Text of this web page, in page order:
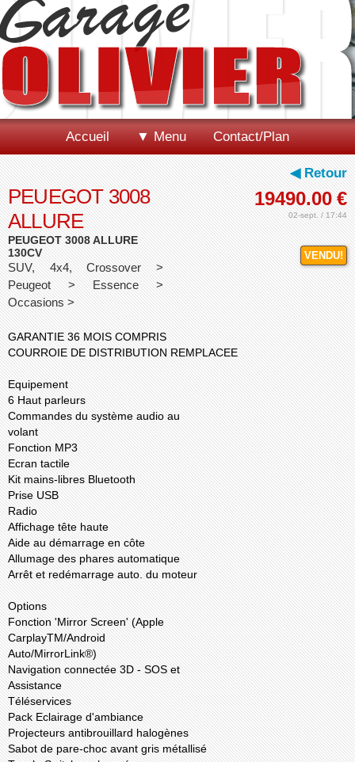
Accueil ▼ Menu Contact/Plan
◀ Retour
19490.00 €
02-sept. / 17:44
VENDU!
PEUEGOT 3008
ALLURE
PEUGEOT 3008 ALLURE
130CV
SUV, 4x4, Crossover >
Peugeot > Essence >
Occasions >
GARANTIE 36 MOIS COMPRIS
COURROIE DE DISTRIBUTION REMPLACEE
Equipement
6 Haut parleurs
Commandes du système audio au
volant
Fonction MP3
Ecran tactile
Kit mains-libres Bluetooth
Prise USB
Radio
Affichage tête haute
Aide au démarrage en côte
Allumage des phares automatique
Arrêt et redémarrage auto. du moteur
Options
Fonction 'Mirror Screen' (Apple
CarplayTM/Android
Auto/MirrorLink®)
Navigation connectée 3D - SOS et
Assistance
Téléservices
Pack Eclairage d'ambiance
Projecteurs antibrouillard halogènes
Sabot de pare-choc avant gris métallisé